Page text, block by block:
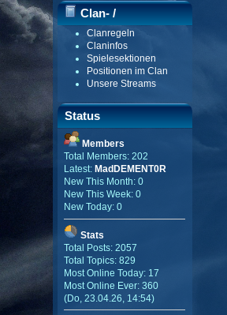
Clan- /
Gildenmenü
Clanregeln
Claninfos
Spielesektionen
Positionen im Clan
Unsere Streams
Status
Members
Total Members: 202
Latest: MadDEMENT0R
New This Month: 0
New This Week: 0
New Today: 0
Stats
Total Posts: 2057
Total Topics: 829
Most Online Today: 17
Most Online Ever: 360
(Do, 23.04.26, 14:54)